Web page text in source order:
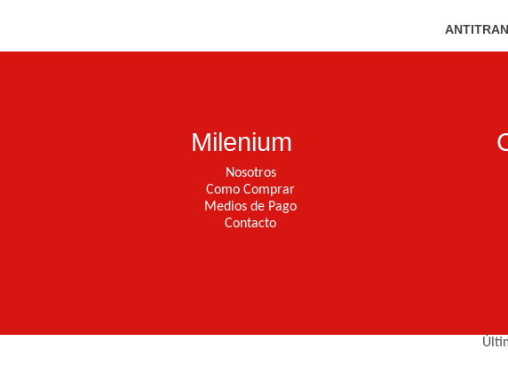
Milenium
Nosotros
Como Comprar
Medios de Pago
Contacto